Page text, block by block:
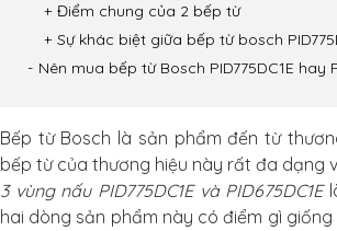
Điểm chung của 2 bếp từ
Sự khác biệt giữa bếp từ bosch
Nên mua bếp từ Bosch PID775DC1E hay
Bếp từ Bosch là sản phẩm đến từ
bếp từ của thương hiệu này rất đa dạng
3 vùng nấu PID775DC1E và PID675DC1E
hai dòng sản phẩm này có điểm gì